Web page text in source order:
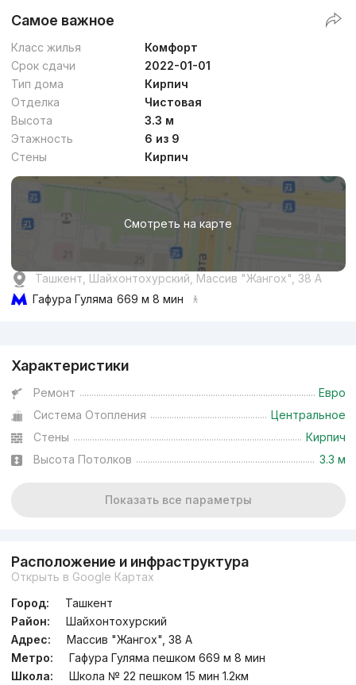
Самое важное
Класс жилья
Комфорт
Срок сдачи
2022-01-01
Тип дома
Кирпич
Отделка
Чистовая
Высота
3.3 м
Этажность
6 из 9
Стены
Кирпич
Смотреть на карте
Ташкент, Шайхонтохурский, Массив "Жангох", 38 А
Гафура Гуляма 669 м 8 мин
Характеристики
Ремонт
Евро
Система Отопления
Центральное
Стены
Кирпич
Высота Потолков
3.3 м
Показать все параметры
Расположение и инфраструктура
Открыть в Google Картах
Город:
Ташкент
Район:
Шайхонтохурский
Адрес:
Массив "Жангох", 38 А
Метро:
Гафура Гуляма пешком 669 м 8 мин
Школа:
Школа № 22 пешком 15 мин 1.2км